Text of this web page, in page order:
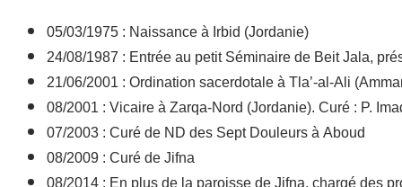
05/03/1975 : Naissance à Irbid (Jordanie)
24/08/1987 : Entrée au petit Séminaire de Beit Jala,
21/06/2001 : Ordination sacerdotale à Tla’-al-Ali
08/2001 : Vicaire à Zarqa-Nord (Jordanie). Curé : P.
07/2003 : Curé de ND des Sept Douleurs à Aboud
08/2009 : Curé de Jifna